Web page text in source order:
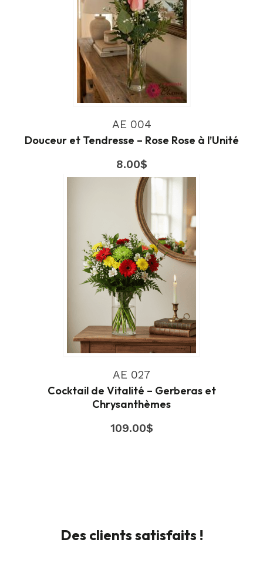
AE 004
Douceur et Tendresse – Rose Rose à l’Unité
8.00$
AE 027
Cocktail de Vitalité – Gerberas et
Chrysanthèmes
109.00$
Des clients satisfaits !